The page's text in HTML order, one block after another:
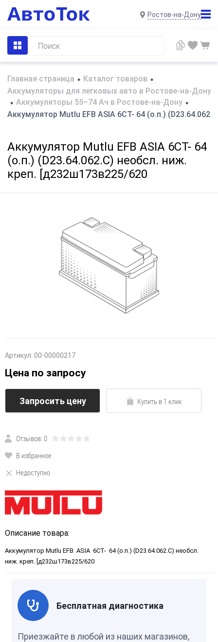
Ростов-на-Дону
Главная страница • Каталог товаров •
Аккумуляторы для легковых авто в Ростове-на-Дону
• Аккумуляторы 55–74 Ач в Ростове-на-Дону •
Аккумулятор Mutlu EFB ASIA 6CT- 64 (о.п.)
Аккумулятор Mutlu EFB ASIA 6CT- 64
(о.п.) (D23.64.062.C) необсл. ниж.
креп. [д232ш173в225/620
Артикул: 00-00000217
Цена по запросу
Запросить цену Купить в 1 клик
Отзывов: 0
В избранное
Недоступно
Описание товара:
Аккумулятор Mutlu EFB ASIA 6CT- 64 (о.п.) (D23.64.062.C) необсл.
ниж. креп. [д232ш173в225/620
Бесплатная диагностика
Приезжайте в любой из наших магазинов,